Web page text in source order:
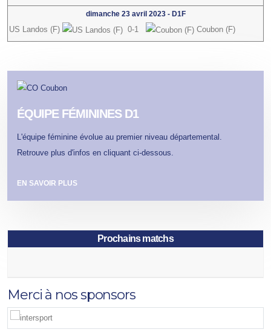
dimanche 23 avril 2023 - D1F
US Landos (F) 0-1 Coubon (F)
ÉQUIPE FÉMININES D1
L'équipe féminine évolue au premier niveau départemental.
Retrouve plus d'infos en cliquant ci-dessous.
EN SAVOIR PLUS
Prochains matchs
Merci à nos sponsors